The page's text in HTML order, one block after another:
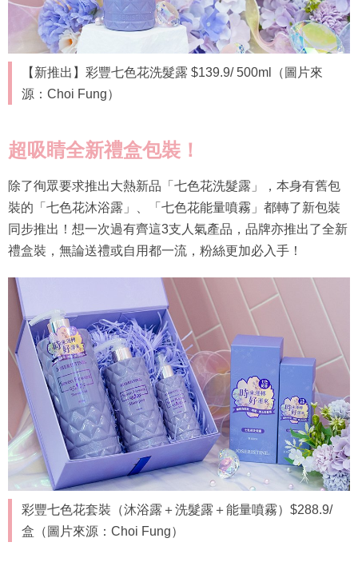
【新推出】彩豐七色花洗髮露 $139.9/ 500ml（圖片來
源：Choi Fung）
超吸睛全新禮盒包裝！
除了徇眾要求推出大熱新品「七色花洗髮露」，本身有舊包
裝的「七色花沐浴露」、「七色花能量噴霧」都轉了新包裝
同步推出！想一次過有齊這3支人氣產品，品牌亦推出了全新
禮盒裝，無論送禮或自用都一流，粉絲更加必入手！
彩豐七色花套裝（沐浴露＋洗髮露＋能量噴霧）$288.9/
盒（圖片來源：Choi Fung）